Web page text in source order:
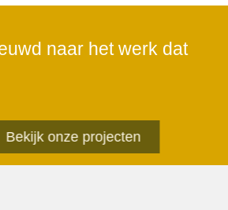
naar het werk dat
onze projecten